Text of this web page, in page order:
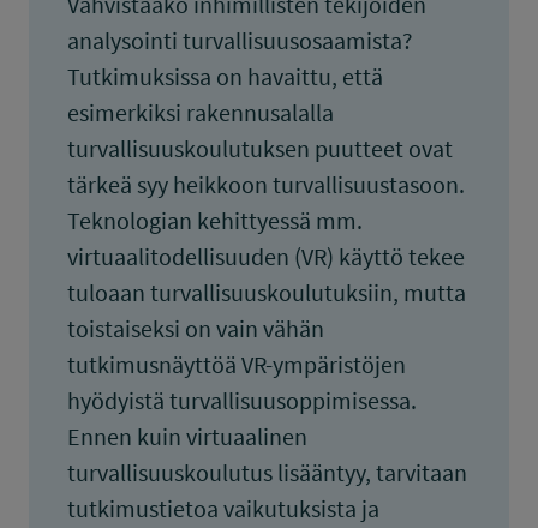
analysointi turvallisuusosaamista?
Tutkimuksissa on havaittu, että
esimerkiksi rakennusalalla
turvallisuuskoulutuksen puutteet ovat
tärkeä syy heikkoon turvallisuustasoon.
Teknologian kehittyessä mm.
virtuaalitodellisuuden (VR) käyttö tekee
tuloaan turvallisuuskoulutuksiin, mutta
toistaiseksi on vain vähän
tutkimusnäyttöä VR-ympäristöjen
hyödyistä turvallisuusoppimisessa.
Ennen kuin virtuaalinen
turvallisuuskoulutus lisääntyy, tarvitaan
tutkimustietoa vaikutuksista ja